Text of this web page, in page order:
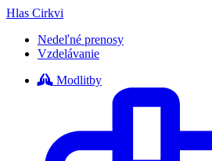
Hlas Cirkvi
Nedeľné prenosy
Vzdelávanie
Modlitby